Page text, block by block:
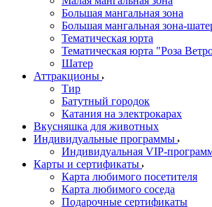
Большая мангальная зона
Большая мангальная зона-
Тематическая юрта
Тематическая юрта "Роза
Шатер
Аттракционы
Тир
Батутный городок
Катания на электрокарах
Вкусняшка для животных
Индивидуальные программы
Индивидуальная VIP-
Карты и сертификаты
Карта любимого посетителя
Карта любимого соседа
Подарочные сертификаты